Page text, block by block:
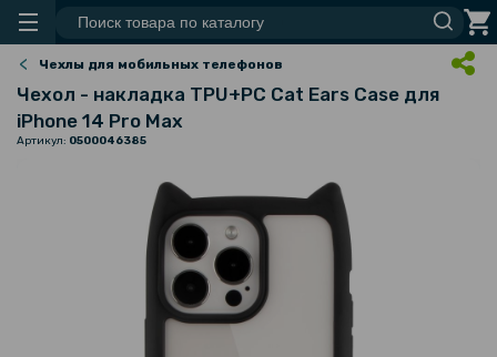
Чехлы для мобильных телефонов
Чехол - накладка TPU+PC Cat Ears Case для
iPhone 14 Pro Max
Артикул: 0500046385